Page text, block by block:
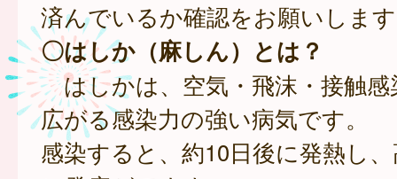
済んでいるか確認をお願いしま
〇はしか（麻しん）とは？
はしかは、空気・飛沫・接触感
広がる感染力の強い病気です。
感染すると、約10日後に発熱し